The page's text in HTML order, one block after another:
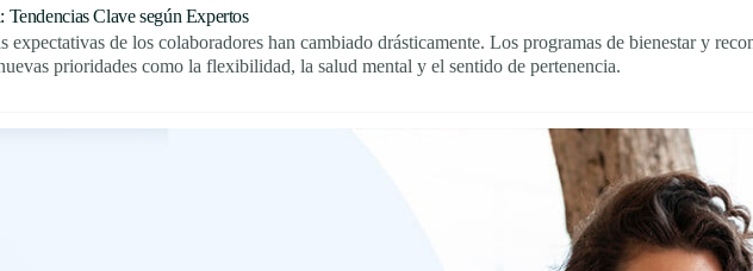
Clave según Expertos
de los colaboradores han cambiado drásticamente. Los programas de bienestar y
prioridades como la flexibilidad, la salud mental y el sentido de pertenencia.